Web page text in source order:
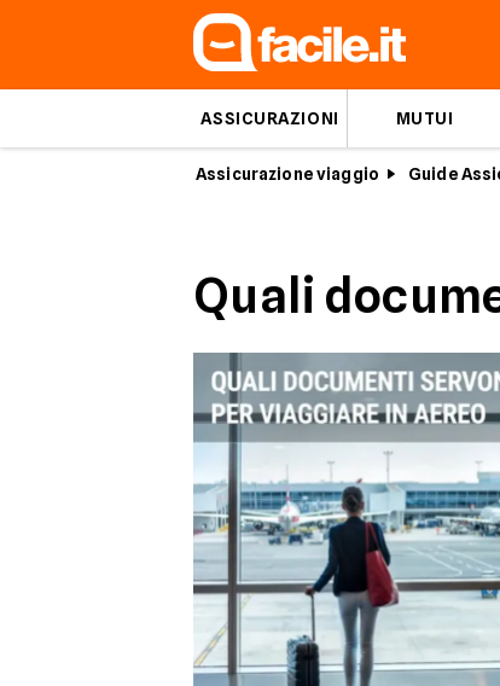
ASSICURAZIONI MUTUI
Assicurazione viaggio
Guide
Quali